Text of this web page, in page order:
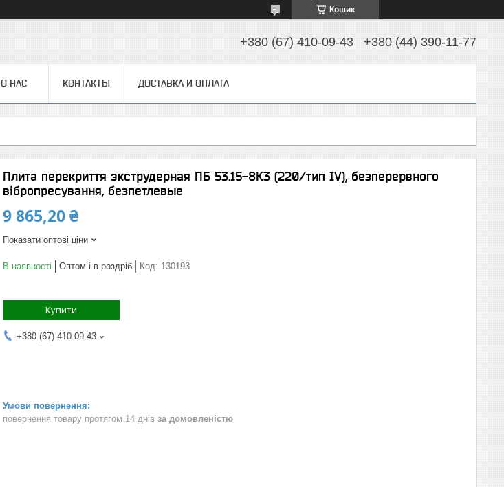
Кошик
+380 (67) 410-09-43 +380 (44) 390-11-77
О НАС КОНТАКТЫ ДОСТАВКА И ОПЛАТА
Плита перекриття экструдерная ПБ 53.15-8К3 (220/тип ІV), безперервного
вібропресування, безпетлевые
9 865,20 ₴
Показати оптові ціни
В наявності Оптом і в роздріб Код: 130193
Купити
+380 (67) 410-09-43
повернення товару протягом 14 днів за домовленістю